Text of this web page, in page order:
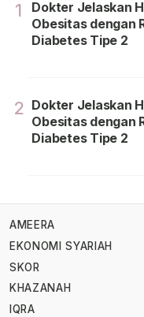
1
Dokter Jelaskan
Obesitas dengan
Diabetes Tipe 2
2 Dokter Jelaskan
Obesitas dengan
Diabetes Tipe 2
AMEERA
EKONOMI SYARIAH
SKOR
KHAZANAH
IQRA